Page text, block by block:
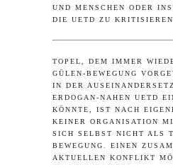
UND MENSCHEN ODER
DIE UETD ZU KRITISIEREN.
TOPEL, DEM IMMER
GÜLEN-BEWEGUNG
IN DER
ERDOGAN-NAHEN UETD
KÖNNTE, IST NACH
KEINER ORGANISATION
SICH SELBST NICHT ALS
BEWEGUNG. EINEN
AKTUELLEN KONFLIKT